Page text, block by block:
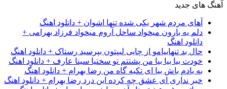
آهنگ های جدید
آهای مردم شهر یکی شده تنها اشوان + دانلود اهنگ
دلم یه بارون میخواد ساحل آروم میخواد فرزاد بهرامی +
دانلود اهنگ
حال بد تنهاییامو از چایی لیپتون بپرسید رستاک + دانلود اهنگ
خودت بیا بیا بیا من پشتتم تو سختیا سینا عارف + دانلود اهنگ
به یادم باش بیا ای تکیه گاه من رضا بهرام + دانلود اهنگ
خبر نداری ای عشق چه کرده این درد رضا بهرام + دانلود اهنگ